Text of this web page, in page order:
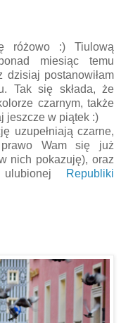
różowo :) Tiulową
miesiąc temu
postanowiłam
Tak się składa, że
czarnym, także
jeszcze w piątek :)
uzupełniają czarne,
Wam się już
nich pokazuję), oraz
Republiki